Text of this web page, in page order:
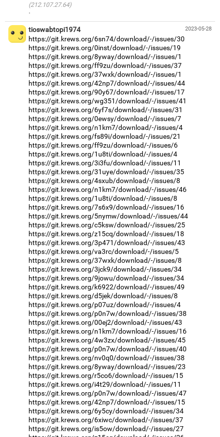
(212.107.27.64)
·
2023-05-28
tioswabtopi1974
https://git.krews.org/6sn74/download/-/issues/30
https://git.krews.org/0inst/download/-/issues/19
https://git.krews.org/8yway/download/-/issues/1
https://git.krews.org/ff9zu/download/-/issues/37
https://git.krews.org/37wxk/download/-/issues/1
https://git.krews.org/42np7/download/-/issues/44
https://git.krews.org/90y67/download/-/issues/17
https://git.krews.org/wg351/download/-/issues/41
https://git.krews.org/6yf7s/download/-/issues/31
https://git.krews.org/0ewsy/download/-/issues/7
https://git.krews.org/n1km7/download/-/issues/4
https://git.krews.org/fs89i/download/-/issues/21
https://git.krews.org/ff9zu/download/-/issues/6
https://git.krews.org/1u8ti/download/-/issues/4
https://git.krews.org/3i3fu/download/-/issues/11
https://git.krews.org/31uye/download/-/issues/35
https://git.krews.org/4sxub/download/-/issues/8
https://git.krews.org/n1km7/download/-/issues/46
https://git.krews.org/1u8ti/download/-/issues/8
https://git.krews.org/7s6x9/download/-/issues/16
https://git.krews.org/5nymw/download/-/issues/44
https://git.krews.org/c5ksw/download/-/issues/25
https://git.krews.org/z15cq/download/-/issues/18
https://git.krews.org/3p471/download/-/issues/43
https://git.krews.org/va3rc/download/-/issues/5
https://git.krews.org/37wxk/download/-/issues/8
https://git.krews.org/3jck9/download/-/issues/34
https://git.krews.org/9jowu/download/-/issues/34
https://git.krews.org/k6922/download/-/issues/49
https://git.krews.org/d5jek/download/-/issues/8
https://git.krews.org/p07uz/download/-/issues/4
https://git.krews.org/p0n7w/download/-/issues/38
https://git.krews.org/00ej2/download/-/issues/43
https://git.krews.org/n1km7/download/-/issues/16
https://git.krews.org/4w3zx/download/-/issues/45
https://git.krews.org/p0n7w/download/-/issues/40
https://git.krews.org/nv0q0/download/-/issues/38
https://git.krews.org/8yway/download/-/issues/23
https://git.krews.org/r5co6/download/-/issues/15
https://git.krews.org/i4t29/download/-/issues/11
https://git.krews.org/p0n7w/download/-/issues/47
https://git.krews.org/42np7/download/-/issues/15
https://git.krews.org/6y5cy/download/-/issues/34
https://git.krews.org/6xiwc/download/-/issues/37
https://git.krews.org/is5ow/download/-/issues/27